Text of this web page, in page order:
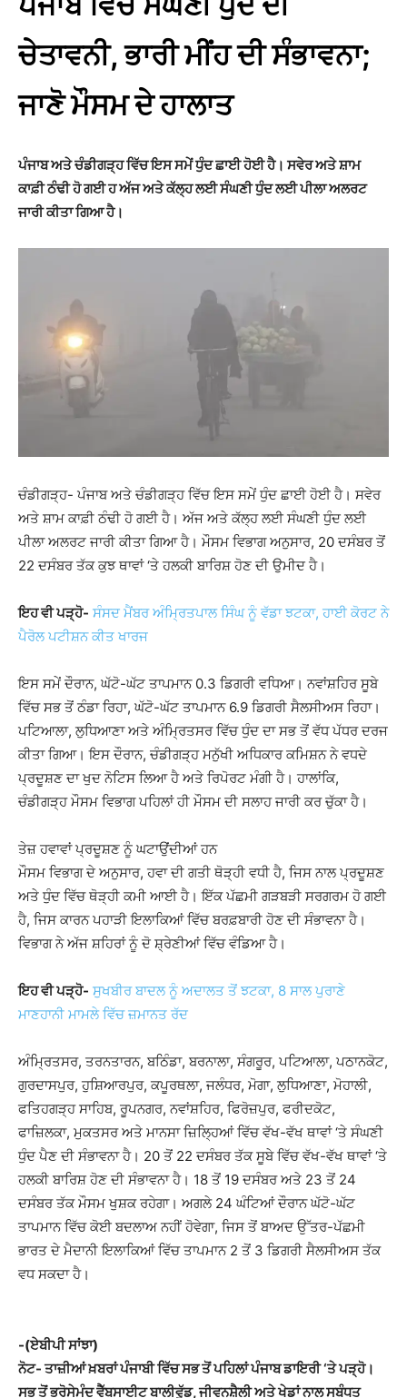
ਚੇਤਾਵਨੀ, ਭਾਰੀ ਮੀਂਹ ਦੀ ਸੰਭਾਵਨਾ;
ਜਾਣੋ ਮੌਸਮ ਦੇ ਹਾਲਾਤ
ਪੰਜਾਬ ਅਤੇ ਚੰਡੀਗੜ੍ਹ ਵਿੱਚ ਇਸ ਸਮੇਂ ਧੁੰਦ ਛਾਈ ਹੋਈ ਹੈ। ਸਵੇਰ ਅਤੇ ਸ਼ਾਮ
ਕਾਫ਼ੀ ਠੰਢੀ ਹੋ ਗਈ ਹ ਅੱਜ ਅਤੇ ਕੱਲ੍ਹ ਲਈ ਸੰਘਣੀ ਧੁੰਦ ਲਈ ਪੀਲਾ ਅਲਰਟ
ਜਾਰੀ ਕੀਤਾ ਗਿਆ ਹੈ।
ਚੰਡੀਗੜ੍ਹ- ਪੰਜਾਬ ਅਤੇ ਚੰਡੀਗੜ੍ਹ ਵਿੱਚ ਇਸ ਸਮੇਂ ਧੁੰਦ ਛਾਈ ਹੋਈ ਹੈ। ਸਵੇਰ
ਅਤੇ ਸ਼ਾਮ ਕਾਫ਼ੀ ਠੰਢੀ ਹੋ ਗਈ ਹੈ। ਅੱਜ ਅਤੇ ਕੱਲ੍ਹ ਲਈ ਸੰਘਣੀ ਧੁੰਦ ਲਈ
ਪੀਲਾ ਅਲਰਟ ਜਾਰੀ ਕੀਤਾ ਗਿਆ ਹੈ। ਮੌਸਮ ਵਿਭਾਗ ਅਨੁਸਾਰ, 20 ਦਸੰਬਰ ਤੋਂ
22 ਦਸੰਬਰ ਤੱਕ ਕੁਝ ਥਾਵਾਂ ‘ਤੇ ਹਲਕੀ ਬਾਰਿਸ਼ ਹੋਣ ਦੀ ਉਮੀਦ ਹੈ।
ਇਹ ਵੀ ਪੜ੍ਹੋ- ਸੰਸਦ ਮੈਂਬਰ ਅੰਮ੍ਰਿਤਪਾਲ ਸਿੰਘ ਨੂੰ ਵੱਡਾ ਝਟਕਾ, ਹਾਈ ਕੋਰਟ ਨੇ
ਪੈਰੋਲ ਪਟੀਸ਼ਨ ਕੀਤ ਖਾਰਜ
ਇਸ ਸਮੇਂ ਦੌਰਾਨ, ਘੱਟੋ-ਘੱਟ ਤਾਪਮਾਨ 0.3 ਡਿਗਰੀ ਵਧਿਆ। ਨਵਾਂਸ਼ਹਿਰ ਸੂਬੇ
ਵਿੱਚ ਸਭ ਤੋਂ ਠੰਡਾ ਰਿਹਾ, ਘੱਟੋ-ਘੱਟ ਤਾਪਮਾਨ 6.9 ਡਿਗਰੀ ਸੈਲਸੀਅਸ ਰਿਹਾ।
ਪਟਿਆਲਾ, ਲੁਧਿਆਣਾ ਅਤੇ ਅੰਮ੍ਰਿਤਸਰ ਵਿੱਚ ਧੁੰਦ ਦਾ ਸਭ ਤੋਂ ਵੱਧ ਪੱਧਰ ਦਰਜ
ਕੀਤਾ ਗਿਆ। ਇਸ ਦੌਰਾਨ, ਚੰਡੀਗੜ੍ਹ ਮਨੁੱਖੀ ਅਧਿਕਾਰ ਕਮਿਸ਼ਨ ਨੇ ਵਧਦੇ
ਪ੍ਰਦੂਸ਼ਣ ਦਾ ਖੁਦ ਨੋਟਿਸ ਲਿਆ ਹੈ ਅਤੇ ਰਿਪੋਰਟ ਮੰਗੀ ਹੈ। ਹਾਲਾਂਕਿ,
ਚੰਡੀਗੜ੍ਹ ਮੌਸਮ ਵਿਭਾਗ ਪਹਿਲਾਂ ਹੀ ਮੌਸਮ ਦੀ ਸਲਾਹ ਜਾਰੀ ਕਰ ਚੁੱਕਾ ਹੈ।
ਤੇਜ਼ ਹਵਾਵਾਂ ਪ੍ਰਦੂਸ਼ਣ ਨੂੰ ਘਟਾਉਂਦੀਆਂ ਹਨ
ਮੌਸਮ ਵਿਭਾਗ ਦੇ ਅਨੁਸਾਰ, ਹਵਾ ਦੀ ਗਤੀ ਥੋੜ੍ਹੀ ਵਧੀ ਹੈ, ਜਿਸ ਨਾਲ ਪ੍ਰਦੂਸ਼ਣ
ਅਤੇ ਧੁੰਦ ਵਿੱਚ ਥੋੜ੍ਹੀ ਕਮੀ ਆਈ ਹੈ। ਇੱਕ ਪੱਛਮੀ ਗੜਬੜੀ ਸਰਗਰਮ ਹੋ ਗਈ
ਹੈ, ਜਿਸ ਕਾਰਨ ਪਹਾੜੀ ਇਲਾਕਿਆਂ ਵਿੱਚ ਬਰਫ਼ਬਾਰੀ ਹੋਣ ਦੀ ਸੰਭਾਵਨਾ ਹੈ।
ਵਿਭਾਗ ਨੇ ਅੱਜ ਸ਼ਹਿਰਾਂ ਨੂੰ ਦੋ ਸ਼੍ਰੇਣੀਆਂ ਵਿੱਚ ਵੰਡਿਆ ਹੈ।
ਇਹ ਵੀ ਪੜ੍ਹੋ- ਸੁਖਬੀਰ ਬਾਦਲ ਨੂੰ ਅਦਾਲਤ ਤੋਂ ਝਟਕਾ, 8 ਸਾਲ ਪੁਰਾਣੇ
ਮਾਣਹਾਨੀ ਮਾਮਲੇ ਵਿੱਚ ਜ਼ਮਾਨਤ ਰੱਦ
ਅੰਮ੍ਰਿਤਸਰ, ਤਰਨਤਾਰਨ, ਬਠਿੰਡਾ, ਬਰਨਾਲਾ, ਸੰਗਰੂਰ, ਪਟਿਆਲਾ, ਪਠਾਨਕੋਟ,
ਗੁਰਦਾਸਪੁਰ, ਹੁਸ਼ਿਆਰਪੁਰ, ਕਪੂਰਥਲਾ, ਜਲੰਧਰ, ਮੋਗਾ, ਲੁਧਿਆਣਾ, ਮੋਹਾਲੀ,
ਫਤਿਹਗੜ੍ਹ ਸਾਹਿਬ, ਰੂਪਨਗਰ, ਨਵਾਂਸ਼ਹਿਰ, ਫਿਰੋਜ਼ਪੁਰ, ਫਰੀਦਕੋਟ,
ਫਾਜ਼ਿਲਕਾ, ਮੁਕਤਸਰ ਅਤੇ ਮਾਨਸਾ ਜ਼ਿਲ੍ਹਿਆਂ ਵਿੱਚ ਵੱਖ-ਵੱਖ ਥਾਵਾਂ ‘ਤੇ ਸੰਘਣੀ
ਧੁੰਦ ਪੈਣ ਦੀ ਸੰਭਾਵਨਾ ਹੈ। 20 ਤੋਂ 22 ਦਸੰਬਰ ਤੱਕ ਸੂਬੇ ਵਿੱਚ ਵੱਖ-ਵੱਖ ਥਾਵਾਂ ‘ਤੇ
ਹਲਕੀ ਬਾਰਿਸ਼ ਹੋਣ ਦੀ ਸੰਭਾਵਨਾ ਹੈ। 18 ਤੋਂ 19 ਦਸੰਬਰ ਅਤੇ 23 ਤੋਂ 24
ਦਸੰਬਰ ਤੱਕ ਮੌਸਮ ਖੁਸ਼ਕ ਰਹੇਗਾ। ਅਗਲੇ 24 ਘੰਟਿਆਂ ਦੌਰਾਨ ਘੱਟੋ-ਘੱਟ
ਤਾਪਮਾਨ ਵਿੱਚ ਕੋਈ ਬਦਲਾਅ ਨਹੀਂ ਹੋਵੇਗਾ, ਜਿਸ ਤੋਂ ਬਾਅਦ ਉੱਤਰ-ਪੱਛਮੀ
ਭਾਰਤ ਦੇ ਮੈਦਾਨੀ ਇਲਾਕਿਆਂ ਵਿੱਚ ਤਾਪਮਾਨ 2 ਤੋਂ 3 ਡਿਗਰੀ ਸੈਲਸੀਅਸ ਤੱਕ
ਵਧ ਸਕਦਾ ਹੈ।
-(ਏਬੀਪੀ ਸਾਂਝਾ)
ਨੋਟ- ਤਾਜ਼ੀਆਂ ਖ਼ਬਰਾਂ ਪੰਜਾਬੀ ਵਿੱਚ ਸਭ ਤੋਂ ਪਹਿਲਾਂ ਪੰਜਾਬ ਡਾਇਰੀ ‘ਤੇ ਪੜ੍ਹੋ।
ਸਭ ਤੋਂ ਭਰੋਸੇਮੰਦ ਵੈੱਬਸਾਈਟ ਬਾਲੀਵੁੱਡ, ਜੀਵਨਸ਼ੈਲੀ ਅਤੇ ਖੇਡਾਂ ਨਾਲ ਸਬੰਧਤ